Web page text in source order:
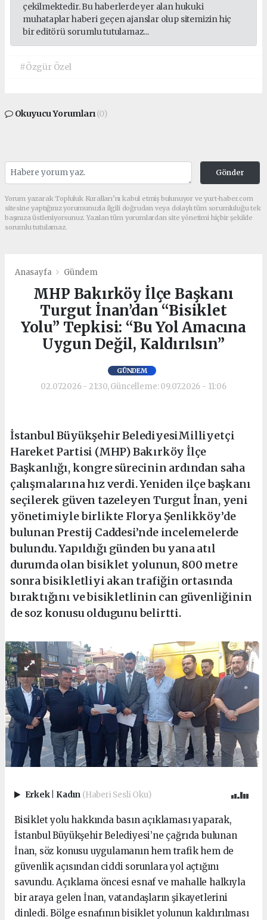
çekilmektedir. Bu haberlerde yer alan hukuki
muhataplar haberi geçen ajanslar olup sitemizin hiç
bir editörü sorumlu tutulamaz...
#Özgür Özel
Okuyucu Yorumları(0)
Gönder
Yorum yazarak Topluluk Kuralları’nı kabul etmiş bulunuyor ve yurt-haber.com
sitesine yaptığınız yorumunuzla ilgili doğrudan veya dolaylı tüm sorumluluğu tek
başınıza üstleniyorsunuz. Yazılan tüm yorumlardan site yönetimi hiçbir şekilde
sorumlu tutulamaz.
Anasayfa Gündem
MHP Bakırköy İlçe Başkanı
Turgut İnan’dan “Bisiklet
Yolu” Tepkisi: “Bu Yol Amacına
Uygun Değil, Kaldırılsın”
GÜNDEM
02.07.2026 - 21:30, Güncelleme: 09.07.2026 - 11:06
İstanbul Büyükşehir BelediyesiMilliyetçi
Hareket Partisi (MHP) Bakırköy İlçe
Başkanlığı, kongre sürecinin ardından saha
çalışmalarına hız verdi. Yeniden ilçe başkanı
seçilerek güven tazeleyen Turgut İnan, yeni
yönetimiyle birlikte Florya Şenlikköy’de
bulunan Prestij Caddesi’nde incelemelerde
bulundu. Yapıldığı günden bu yana atıl
durumda olan bisiklet yolunun, 800 metre
sonra bisikletliyi akan trafiğin ortasında
bıraktığını ve bisikletlinin can güvenliğinin
de soz konusu oldugunu belirtti.
Erkek Kadın (Haberi Sesli Oku)
Bisiklet yolu hakkında basın açıklaması yaparak,
İstanbul Büyükşehir Belediyesi’ne çağrıda bulunan
İnan, söz konusu uygulamanın hem trafik hem de
güvenlik açısından ciddi sorunlara yol açtığını
savundu. Açıklama öncesi esnaf ve mahalle halkıyla
bir araya gelen İnan, vatandaşların şikayetlerini
dinledi. Bölge esnafının bisiklet yolunun kaldırılması